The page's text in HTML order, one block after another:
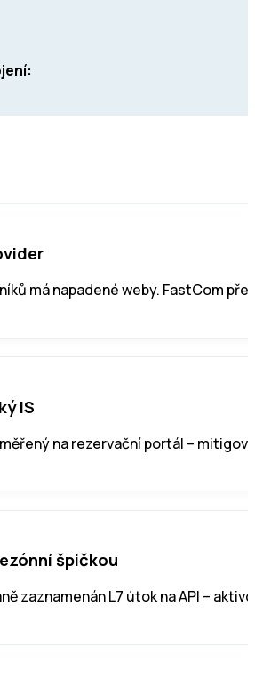
:
má napadené weby. FastCom
IS
na rezervační portál –
špičkou
zaznamenán L7 útok na API –